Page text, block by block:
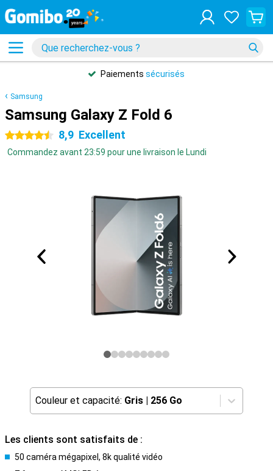
Paiements sécurisés
Samsung
Samsung Galaxy Z Fold 6
4.5 étoiles 8,9 Excellent
Commandez avant 23:59 pour une livraison le Lundi
Couleur et capacité: Gris | 256 Go
Les clients sont satisfaits de :
50 caméra mégapixel, 8k qualité vidéo